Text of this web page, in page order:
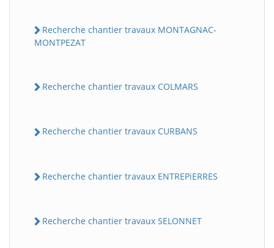
Recherche chantier travaux MONTAGNAC-
MONTPEZAT
Recherche chantier travaux COLMARS
Recherche chantier travaux CURBANS
Recherche chantier travaux ENTREPiERRES
Recherche chantier travaux SELONNET